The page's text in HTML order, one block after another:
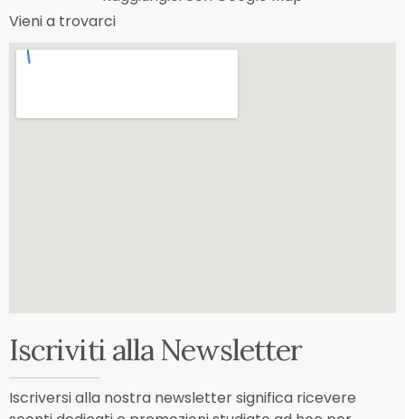
Vieni a trovarci
Iscriviti alla Newsletter
Iscriversi alla nostra newsletter significa ricevere